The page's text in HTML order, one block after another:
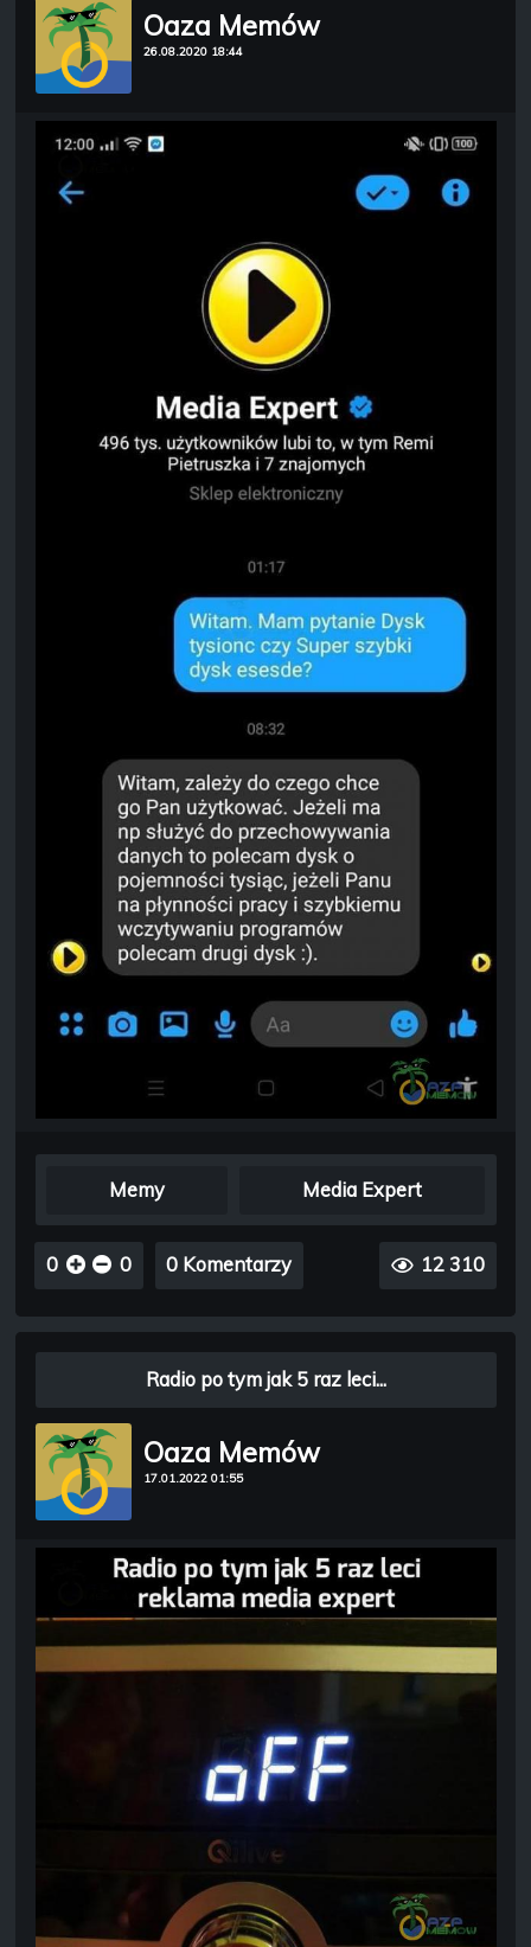
Oaza Memów
26.08.2020 18:44
Memy Media Expert
0 0 0 Komentarzy 12 310
Oaza Memów
17.01.2022 01:55
Radio po tym jak 5 raz leci...